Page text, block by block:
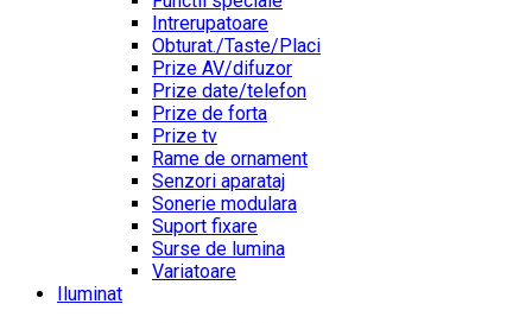
Intrerupatoare
Obturat./Taste/Placi
Prize AV/difuzor
Prize date/telefon
Prize de forta
Prize tv
Rame de ornament
Senzori aparataj
Sonerie modulara
Suport fixare
Surse de lumina
Variatoare
Iluminat